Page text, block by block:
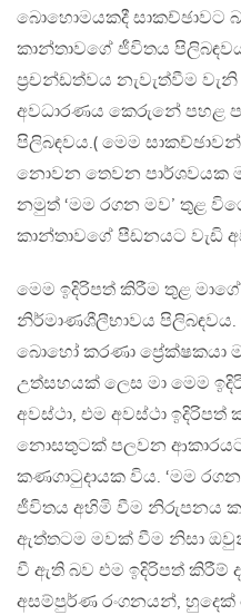
බොහොමයකදී සාකච්ඡාවට
කාන්තාවගේ ජීවිතය
ප්‍රචන්ඩත්වය නැවැත්වීම
අවධාරණය කෙරුනේ පහළ
පිලිබඳවය.( මෙම
නොවන තෙවන පාර්ශවයක
නමුත් ‘මම රගන මව’ තුළ
කාන්තාවගේ පීඩනයට වැඩි
මෙම ඉදිරිපත් කිරීම තුළ
නිර්මාණශීලීභාවය
බොහෝ කරණා ප්‍රේක්ෂකයා
උත්සහයක් ලෙස මා මෙම
අවස්ථා, එම අවස්ථා
නොසතුටක් පලවන ආකාරයට
කණගාටුදායක විය. ‘මම
ජීවිතය අහිමි වීම නිරුපනය
ඇත්තටම මවක් වීම නිසා
වී ඇති බව එම ඉදිරිපත් කිරීම්
අසම්පුර්ණ රංගනයන්,